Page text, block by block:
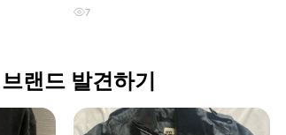
7
랜드 발견하기